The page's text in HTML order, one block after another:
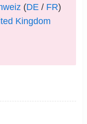
(DE / FR)
Kingdom